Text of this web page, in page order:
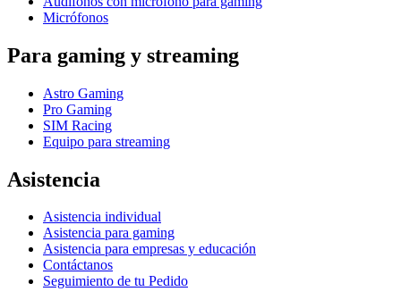
Micrófonos
Para gaming y streaming
Astro Gaming
Pro Gaming
SIM Racing
Equipo para streaming
Asistencia
Asistencia individual
Asistencia para gaming
Asistencia para empresas y educación
Contáctanos
Seguimiento de tu Pedido